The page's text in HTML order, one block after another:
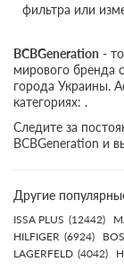
фильтра или
BCBGeneration -
мирового бренда
города Украины.
категориях: .
Следите за
BCBGeneration и
Другие
ISSA PLUS (12442)
HILFIGER (6924)
LAGERFELD (4042)